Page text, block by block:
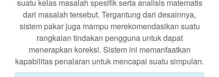
suatu kelas masalah spesifik serta analisis matematis
dari masalah tersebut. Tergantung dari desainnya,
sistem pakar juga mampu merekomendasikan suatu
rangkaian tindakan pengguna untuk dapat
menerapkan koreksi. Sistem ini memanfaatkan
kapabilitas penalaran untuk mencapai suatu simpulan.